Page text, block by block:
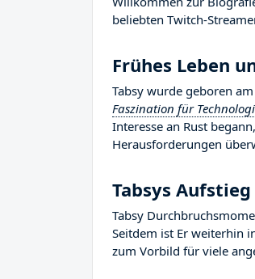
beliebten Twitch-
Frühes Leben
Tabsy wurde geboren am
Faszination für
Interesse an Rust
Herausforderungen
Tabsys
Tabsy
Seitdem ist Er weiterhin
zum Vorbild für viele